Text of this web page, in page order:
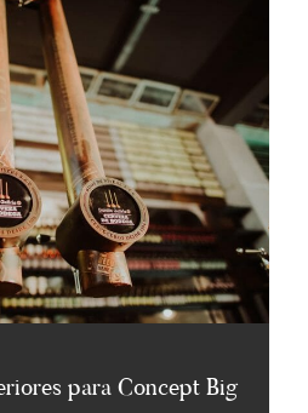
para Concept Big